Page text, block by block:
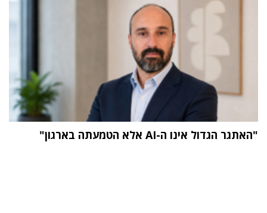
"האתגר הגדול אינו ה-AI אלא הטמעתה בארגון"